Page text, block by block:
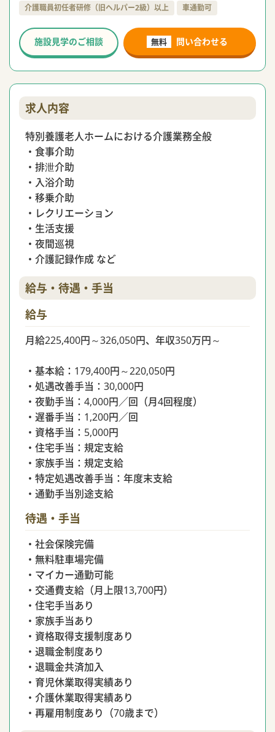
介護職員初任者研修（旧ヘルパー2級）以上
車通勤可
無料 問い合わせる
施設見学のご相談
求人内容
特別養護老人ホームにおける介護業務全般
・食事介助
・排泄介助
・入浴介助
・移乗介助
・レクリエーション
・生活支援
・夜間巡視
・介護記録作成 など
給与・待遇・手当
給与
月給225,400円～326,050円、年収350万円～
・基本給：179,400円～220,050円
・処遇改善手当：30,000円
・夜勤手当：4,000円／回（月4回程度）
・遅番手当：1,200円／回
・資格手当：5,000円
・住宅手当：規定支給
・家族手当：規定支給
・特定処遇改善手当：年度末支給
・通勤手当別途支給
待遇・手当
・社会保険完備
・無料駐車場完備
・マイカー通勤可能
・交通費支給（月上限13,700円）
・住宅手当あり
・家族手当あり
・資格取得支援制度あり
・退職金制度あり
・退職金共済加入
・育児休業取得実績あり
・介護休業取得実績あり
・再雇用制度あり（70歳まで）